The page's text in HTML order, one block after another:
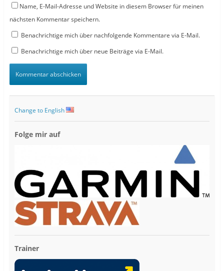
Name, E-Mail-Adresse und Website in diesem Browser für meinen
nächsten Kommentar speichern.
Benachrichtige mich über nachfolgende Kommentare via E-Mail.
Benachrichtige mich über neue Beiträge via E-Mail.
Change to English
Folge mir auf
Trainer